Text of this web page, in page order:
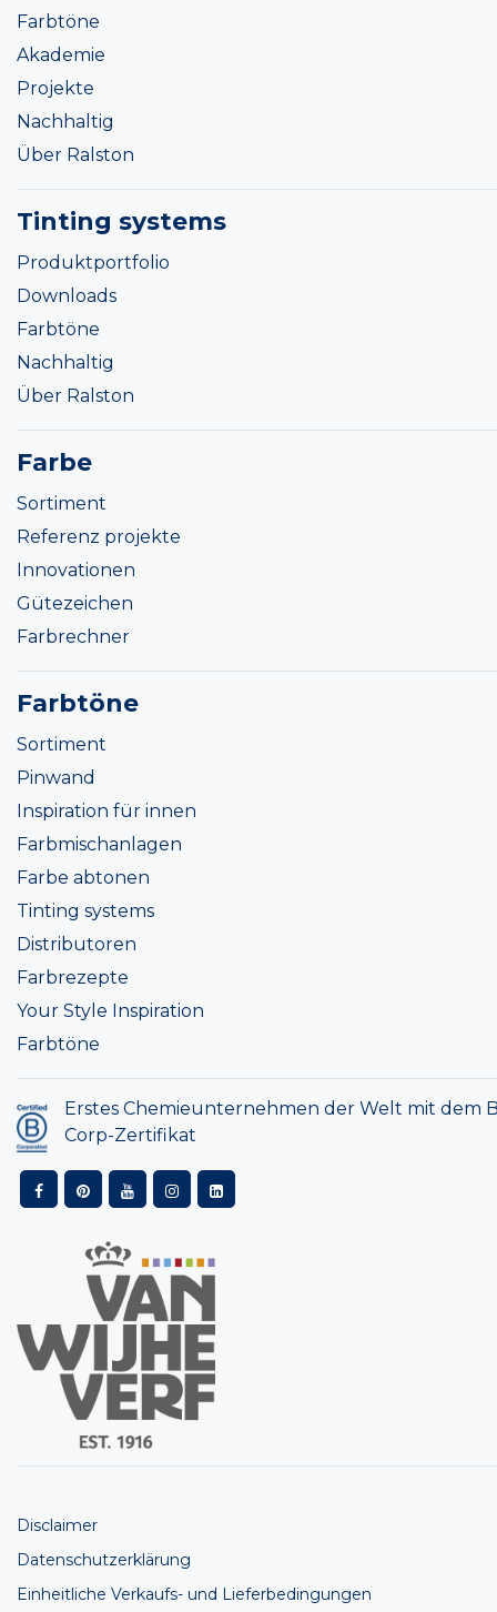
Farbtöne
Akademie
Projekte
Nachhaltig
Über Ralston
Tinting systems
Produktportfolio
Downloads
Farbtöne
Nachhaltig
Über Ralston
Farbe
Sortiment
Referenz projekte
Innovationen
Gütezeichen
Farbrechner
Farbtöne
Sortiment
Pinwand
Inspiration für innen
Farbmischanlagen
Farbe abtonen
Tinting systems
Distributoren
Farbrezepte
Your Style Inspiration
Farbtöne
Erstes Chemieunternehmen der Welt mit dem
Corp-Zertifikat
Disclaimer
Datenschutzerklärung
Einheitliche Verkaufs- und Lieferbedingungen